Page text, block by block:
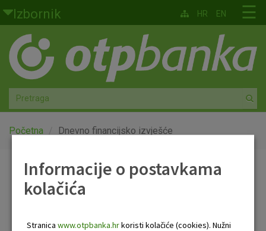
Skoči na glavni sadržaj
Izbornik
Građani
Privatno bankarstvo
Agro
Mala poduzeća i obrtnici
Globalna tržišta
☰
HR EN
Početna Dnevno financijsko izvješće
Dnevno financijsko
Informacije o postavkama
kolačića
Stranica www.otpbanka.hrkoristi kolačiće (cookies). Nužni